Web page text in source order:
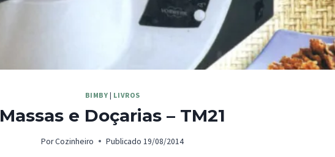
BIMBY | LIVROS
Massas e Doçarias – TM21
PorCozinheiro Publicado 19/08/2014